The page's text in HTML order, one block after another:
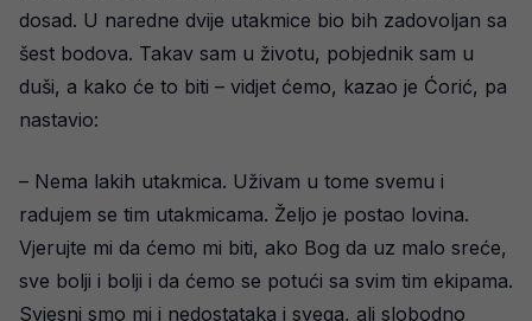
dosad. U naredne dvije utakmice bio bih zadovoljan sa
šest bodova. Takav sam u životu, pobjednik sam u
duši, a kako će to biti – vidjet ćemo, kazao je Ćorić, pa
nastavio:
– Nema lakih utakmica. Uživam u tome svemu i
radujem se tim utakmicama. Željo je postao lovina.
Vjerujte mi da ćemo mi biti, ako Bog da uz malo sreće,
sve bolji i bolji i da ćemo se potući sa svim tim ekipama.
Svjesni smo mi i nedostataka i svega, ali slobodno